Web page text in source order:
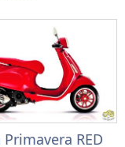
Primavera RED